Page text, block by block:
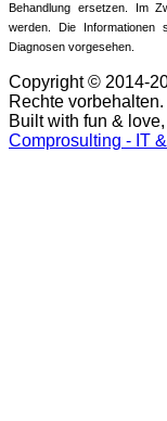
Behandlung ersetzen. Im
werden. Die
Diagnosen vorgesehen.
Copyright © 2014-
Rechte vorbehalten.
Built with fun &
Comprosulting - IT